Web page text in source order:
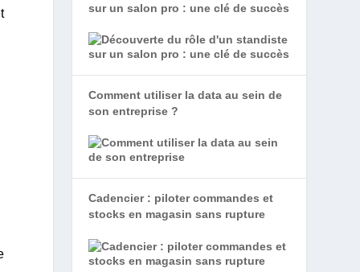
sur un salon pro : une clé de succès
Comment utiliser la data au sein de
son entreprise ?
Cadencier : piloter commandes et
stocks en magasin sans rupture